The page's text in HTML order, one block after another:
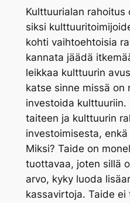
Kulttuurialan rahoitus
siksi
kohti vaihtoehtoisia
kannata jäädä
leikkaa kulttuurin
katse sinne missä on
investoida kulttuuriin.
taiteen ja kulttuurin
investoimisesta,
Miksi? Taide on
tuottavaa, joten sillä
arvo, kyky luoda
kassavirtoja. Taide ei